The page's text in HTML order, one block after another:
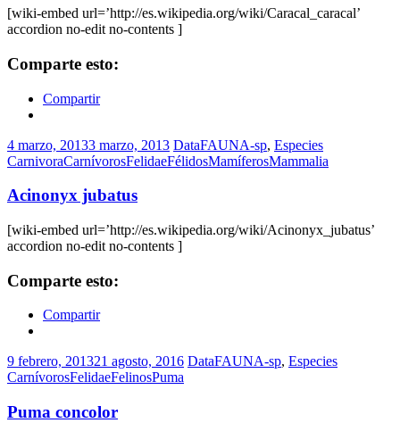
[wiki-embed url=’http://es.wikipedia.org/wiki/Caracal_caracal’
accordion no-edit no-contents ]
Comparte esto:
Compartir
4 marzo, 20133 marzo, 2013 DataFAUNA-sp, Especies
CarnivoraCarnívorosFelidaeFélidosMamíferosMammalia
Acinonyx jubatus
[wiki-embed url=’http://es.wikipedia.org/wiki/Acinonyx_jubatus’
accordion no-edit no-contents ]
Comparte esto:
Compartir
9 febrero, 201321 agosto, 2016 DataFAUNA-sp, Especies
CarnívorosFelidaeFelinosPuma
Puma concolor